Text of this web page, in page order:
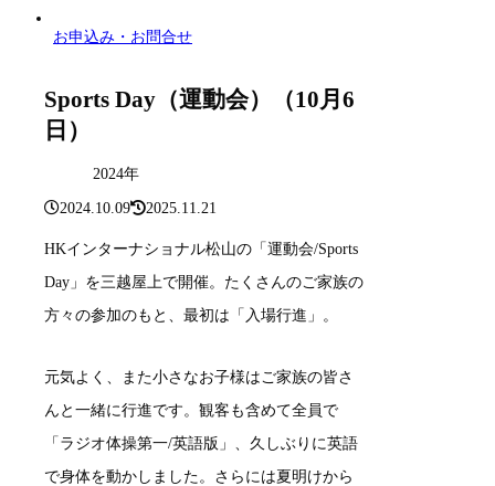
お申込み・お問合せ
Sports Day（運動会）（10月6
日）
2024年
2024.10.09 2025.11.21
HKインターナショナル松山の「運動会/Sports
Day」を三越屋上で開催。たくさんのご家族の
方々の参加のもと、最初は「入場行進」。
元気よく、また小さなお子様はご家族の皆さ
んと一緒に行進です。観客も含めて全員で
「ラジオ体操第一/英語版」、久しぶりに英語
で身体を動かしました。さらには夏明けから